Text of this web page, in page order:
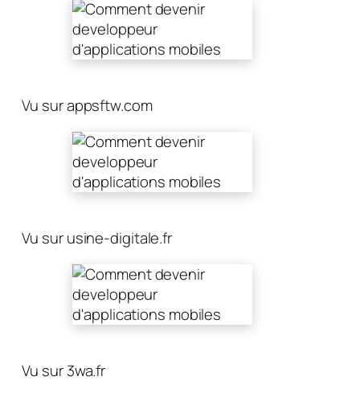
Vu sur appsftw.com
Vu sur usine-digitale.fr
Vu sur 3wa.fr